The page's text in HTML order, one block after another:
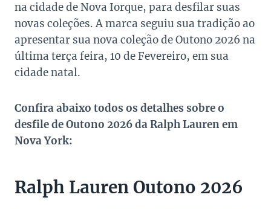
na cidade de Nova Iorque, para desfilar suas
novas coleções. A marca seguiu sua tradição ao
apresentar sua nova coleção de Outono 2026 na
última terça feira, 10 de Fevereiro, em sua
cidade natal.
Confira abaixo todos os detalhes sobre o
desfile de Outono 2026 da Ralph Lauren em
Nova York:
Ralph Lauren Outono 2026